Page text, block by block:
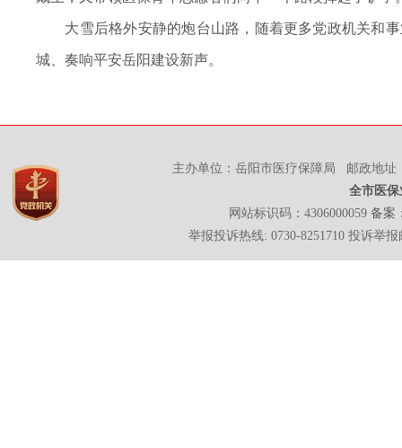
大雪后格外安静的炮台山路，随着更多党政机关和事
城、奏响平安岳阳建设新声。
主办单位：岳阳市医疗保障局 邮政地址
全市医
网站标识码：4306000059 备案
举报投诉热线: 0730-8251710 投诉举